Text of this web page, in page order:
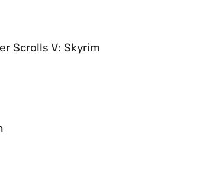
Scrolls V: Skyrim